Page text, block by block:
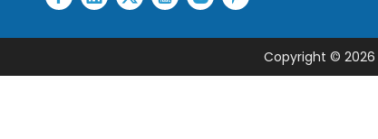
Copyright © 2026